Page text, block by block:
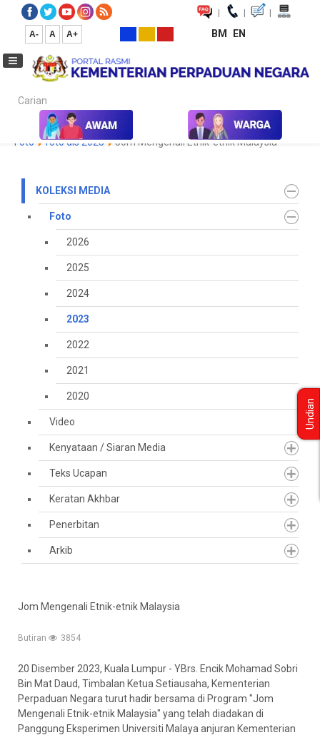
| | |
A- A A+ BM EN
Carian...
Laman Utama Media Koleksi Media Foto 2023
Galeri
Foto
foto dis 2023 Jom Mengenali Etnik-etnik Malaysia
KOLEKSI MEDIA
Foto
2026
2025
2024
2023
2022
2021
2020
Video
Kenyataan / Siaran Media
Teks Ucapan
Keratan Akhbar
Penerbitan
Arkib
Jom Mengenali Etnik-etnik Malaysia
Butiran 3854
20 Disember 2023, Kuala Lumpur - YBrs. Encik Mohamad Sobri
Bin Mat Daud, Timbalan Ketua Setiausaha, Kementerian
Perpaduan Negara turut hadir bersama di Program "Jom
Mengenali Etnik-etnik Malaysia" yang telah diadakan di
Panggung Eksperimen Universiti Malaya anjuran Kementerian
Undian